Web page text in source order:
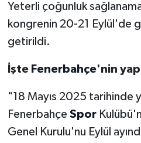
Yeterli çoğunluk
kongrenin 20-21 Eylül'de
getirildi.
İşte Fenerbahçe'nin
"18 Mayıs 2025 tarihinde
Fenerbahçe Spor
Genel Kurulu'nu Eylül